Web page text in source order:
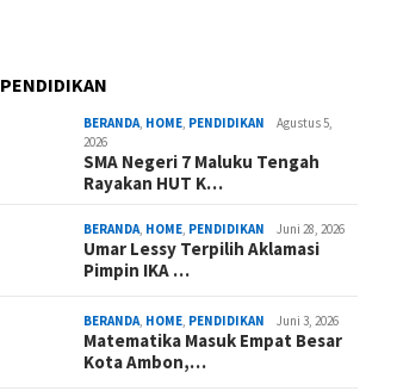
PENDIDIKAN
BERANDA HOME PENDIDIKAN
Agustus 5,
2026
SMA Negeri 7 Maluku Tengah
Rayakan HUT K…
BERANDA HOME PENDIDIKAN Juni 28, 2026
Umar Lessy Terpilih Aklamasi
Pimpin IKA …
BERANDA HOME PENDIDIKAN Juni 3, 2026
Matematika Masuk Empat Besar
Kota Ambon,…